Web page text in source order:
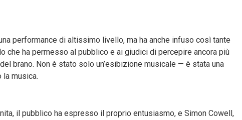
performance di altissimo livello, ma ha anche infuso così tante
che ha permesso al pubblico e ai giudici di percepire ancora più
brano. Non è stato solo un’esibizione musicale — è stata una
la musica.
il pubblico ha espresso il proprio entusiasmo, e Simon Cowell,